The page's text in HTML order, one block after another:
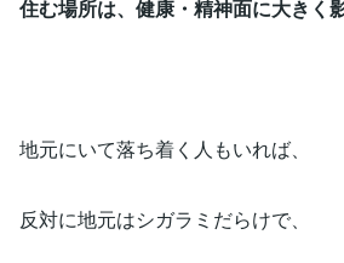
住む場所は、健康・精神面に大きく
地元にいて落ち着く人もいれば、
反対に地元はシガラミだらけで、